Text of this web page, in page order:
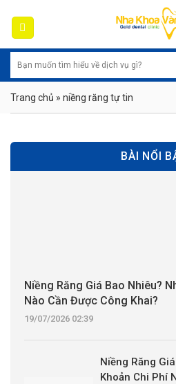
content
Trang chủ » niềng răng tự tin
BÀI NỔI
Niềng Răng Giá Bao Nhiêu?
Nào Cần Được Công Khai?
19/07/2026 02:39
Niềng Răng
Khoản Chi Phí